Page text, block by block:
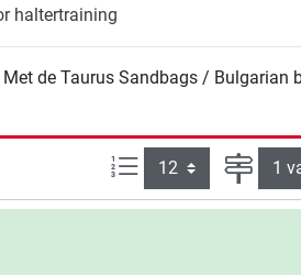
haltertraining
de Taurus Sandbags / Bulgarian
Artikelen per pagina: